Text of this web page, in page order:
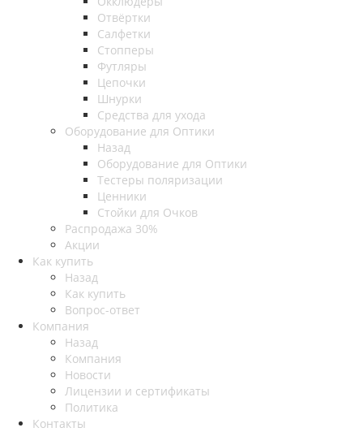
Отвёртки
Салфетки
Стопперы
Футляры
Цепочки
Шнурки
Средства для ухода
Оборудование для Оптики
Назад
Оборудование для Оптики
Тестеры поляризации
Ценники
Стойки для Очков
Распродажа 30%
Акции
Как купить
Назад
Как купить
Вопрос-ответ
Компания
Назад
Компания
Новости
Лицензии и сертификаты
Политика
Контакты